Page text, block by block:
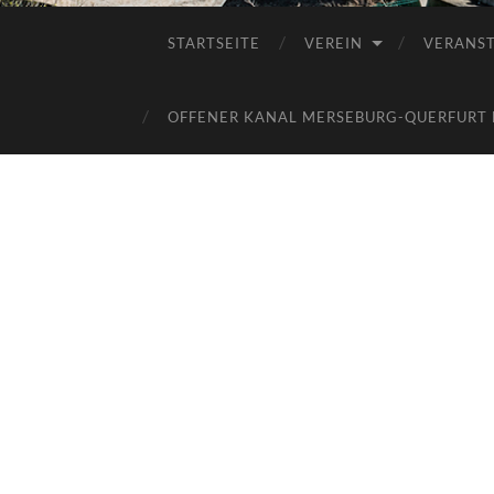
STARTSEITE VEREIN
OFFENER KANAL MERSEBURG-QUERFURT